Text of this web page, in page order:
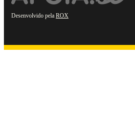
Desenvolvido pela ROX